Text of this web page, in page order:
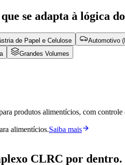
se adapta à lógica
de Papel e Celulose Automotivo
Grandes Volumes
produtos alimentícios, com
alimentícios.Saiba mais
CLRC por dentro.